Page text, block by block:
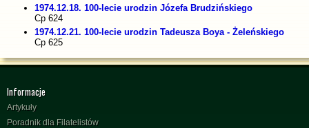
1974.12.18. 100-lecie urodzin Józefa Brudzińskiego
Cp 624
1974.12.21. 100-lecie urodzin Tadeusza Boya - Żeleńskiego
Cp 625
Informacje
Artykuły
Poradnik dla Filatelistów